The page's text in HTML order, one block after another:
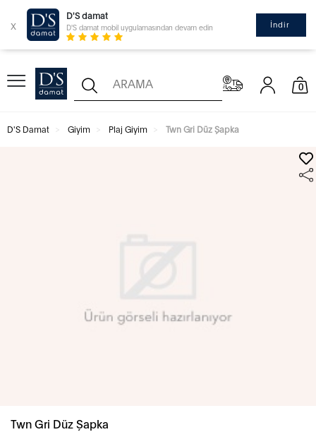
x
D'S damat
D'S damat mobil uygulamasından devam edin İndir
0
D'S Damat Giyim Plaj Giyim Twn Gri Düz Şapka
Twn Gri Düz Şapka